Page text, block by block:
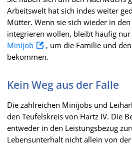
Arbeitswelt hat sich indes weiter
Mütter. Wenn sie sich wieder in den
integrieren wollen, bleibt häufig nur
Minijob
, um die Familie und
bekommen.
Kein Weg aus der Falle
Die zahlreichen Minijobs und
den Teufelskreis von Hartz IV. Die
entweder in den Leistungsbezug
Lebensunterhalt nicht allein von